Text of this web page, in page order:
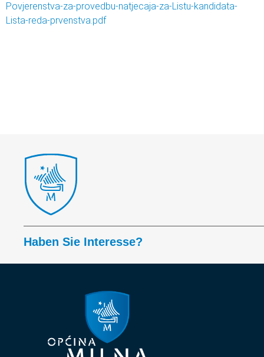
Povjerenstva-za-provedbu-natjecaja-za-Listu-kandidata-
Lista-reda-prvenstva.pdf
Haben Sie Interesse?